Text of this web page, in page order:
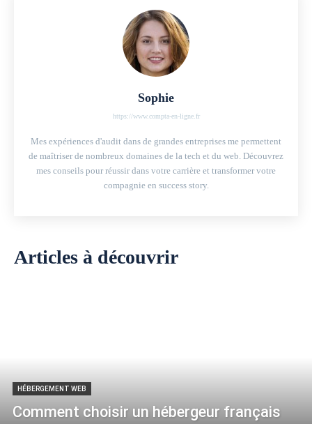
Sophie
https://www.compta-en-ligne.fr
Mes expériences d'audit dans de grandes entreprises me permettent
de maîtriser de nombreux domaines de la tech et du web. Découvrez
mes conseils pour réussir dans votre carrière et transformer votre
compagnie en success story.
Articles à découvrir
HÉBERGEMENT WEB
Comment choisir un hébergeur français